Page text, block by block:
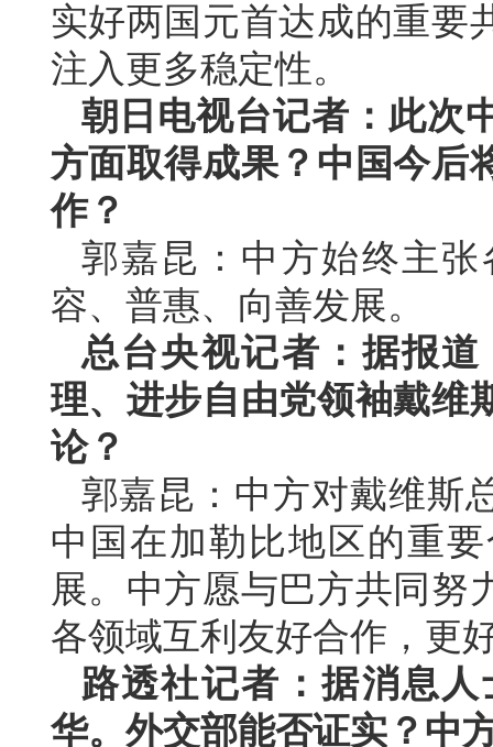
实好两国元首达成的重要
注入更多稳定性。
朝日电视台记者：此次
方面取得成果？中国今后
作？
郭嘉昆：中方始终主
容、普惠、向善发展。
总台央视记者：据报
理、进步自由党领袖戴维
论？
郭嘉昆：中方对戴维斯
中国在加勒比地区的重
展。中方愿与巴方共同努
各领域互利友好合作，更
路透社记者：据消息
华。外交部能否证实？中